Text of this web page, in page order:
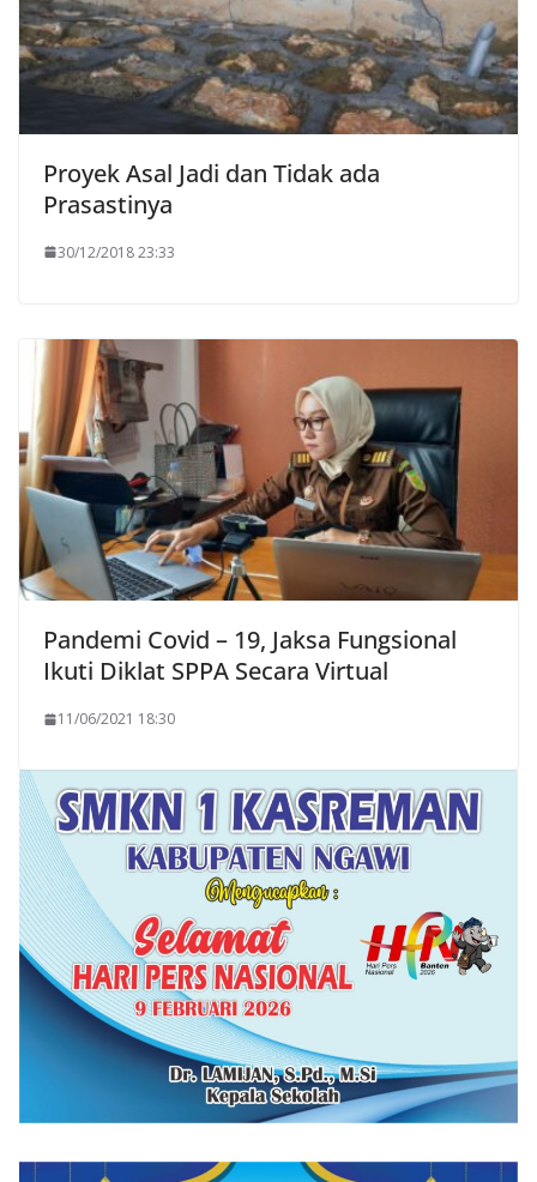
Proyek Asal Jadi dan Tidak ada
Prasastinya
30/12/2018 23:33
Pandemi Covid – 19, Jaksa Fungsional
Ikuti Diklat SPPA Secara Virtual
11/06/2021 18:30